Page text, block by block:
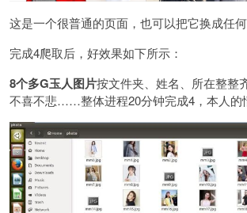
这是一个很普通的页面，也可以把它换成任何
完成4爬取后，好效果如下所示：
8个多G玉人图片按文件夹、姓名、所在整整
不喜不悲……整体进程20分钟完成4，本人的